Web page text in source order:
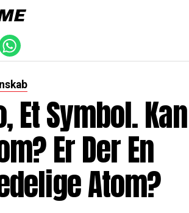
Et Symbol. Kan
Er Der En
Atom?